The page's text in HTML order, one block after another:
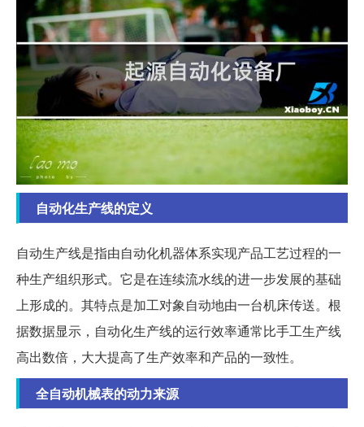
自动化生产线的定义
自动生产线是指由自动化机器体系实现产品工艺过程的一
种生产组织形式。它是在连续流水线的进一步发展的基础
上形成的。其特点是加工对象自动地由一台机床传送。根
据数据显示，自动化生产线的运行效率通常比手工生产线
高出数倍，大大提高了生产效率和产品的一致性。
全自动机械表的动力来源